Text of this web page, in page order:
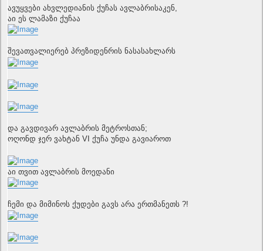
ავუყვები ახვლედიანის ქუჩას ავლაბრისაკენ,
აი ეს ლამაზი ქუჩაა
შევათვალიერებ პრეზიდენრის ნასასახლარს
და გავდივარ ავლაბრის მეტროსთან;
ოღონდ ჯერ ვახტან VI ქუჩა უნდა გავიაროთ
აი თვით ავლაბრის მოედანი
ჩემი და მიმინოს ქუდები გავს არა ერთმანეთს ?!